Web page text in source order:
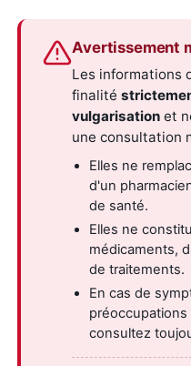
Avertissement
Les informations
finalité
vulgarisation et
une consultation
Elles ne
d'un
de santé.
Elles ne
médicaments,
de traitements.
En cas de
consultez